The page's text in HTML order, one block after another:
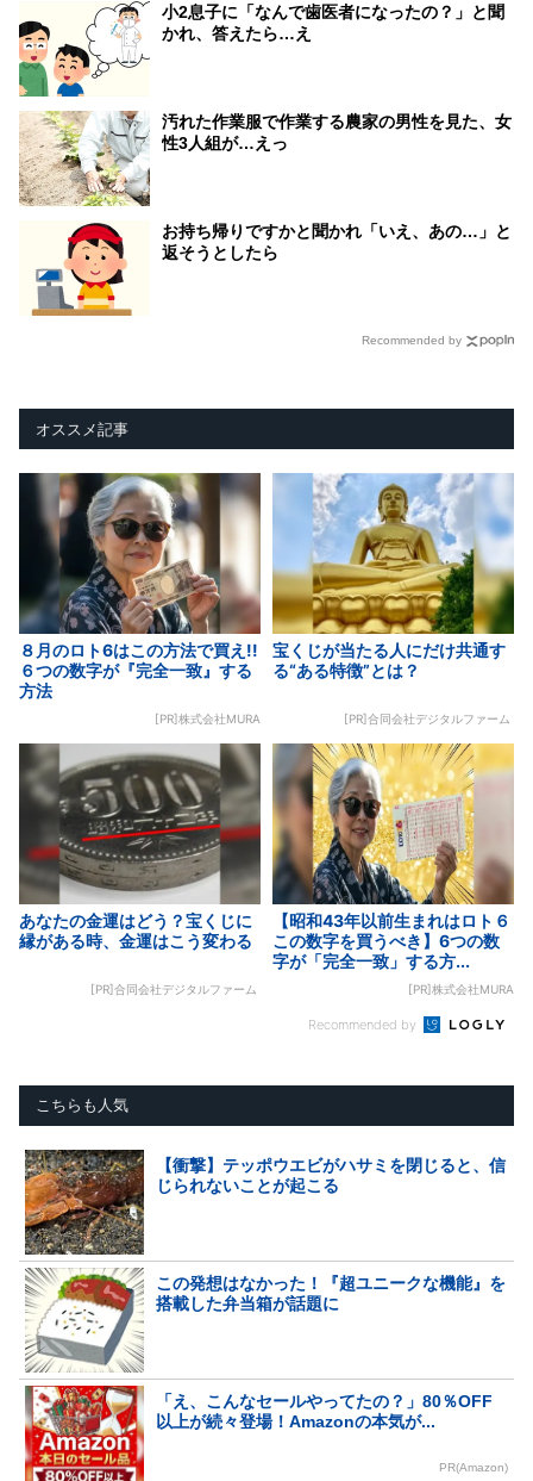
小2息子に「なんで歯医者になったの？」と聞
かれ、答えたら…え
汚れた作業服で作業する農家の男性を見た、女
性3人組が…えっ
お持ち帰りですかと聞かれ「いえ、あの…」と
返そうとしたら
Recommended by
オススメ記事
８月のロト6はこの方法で買え!!
６つの数字が『完全一致』する
方法
[PR]株式会社MURA
宝くじが当たる人にだけ共通す
る“ある特徴”とは？
[PR]合同会社デジタルファーム
あなたの金運はどう？宝くじに
縁がある時、金運はこう変わる
[PR]合同会社デジタルファーム
【昭和43年以前生まれはロト６
この数字を買うべき】6つの数
字が「完全一致」する方...
[PR]株式会社MURA
Recommended by
こちらも人気
【衝撃】テッポウエビがハサミを閉じると、信
じられないことが起こる
この発想はなかった！『超ユニークな機能』を
搭載した弁当箱が話題に
「え、こんなセールやってたの？」80％OFF
以上が続々登場！Amazonの本気が...
PR(Amazon)